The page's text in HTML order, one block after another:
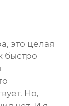
это целая
быстро
Но,